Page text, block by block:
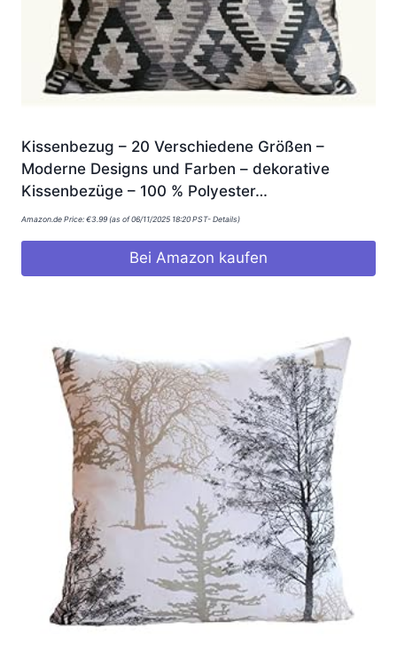
Kissenbezug – 20 Verschiedene Größen –
Moderne Designs und Farben – dekorative
Kissenbezüge – 100 % Polyester…
Amazon.de Price: €3.99 (as of 06/11/2025 18:20 PST- Details )
Bei Amazon kaufen